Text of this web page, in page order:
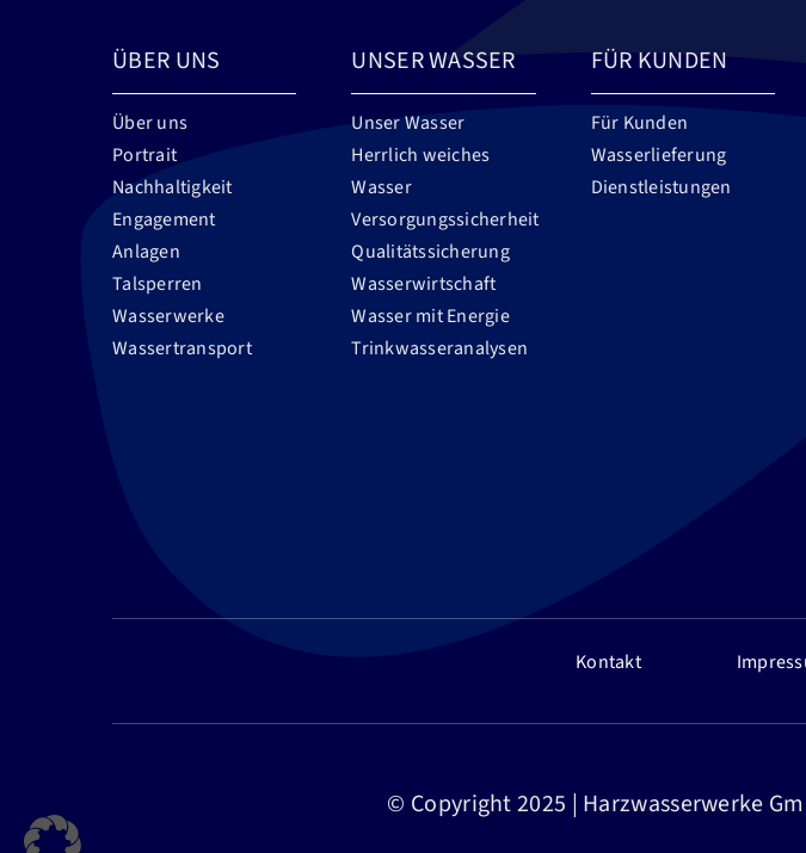
ÜBER UNS
Über uns
Portrait
Nachhaltigkeit
Engagement
Anlagen
Talsperren
Wasserwerke
Wassertransport
UNSER WASSER
Unser Wasser
Herrlich weiches
Wasser
Versorgungssicherheit
Qualitätssicherung
Wasserwirtschaft
Wasser mit Energie
Trinkwasseranalysen
FÜR KUNDEN
Für Kunden
Wasserlieferung
Dienstleistungen
Kontakt
© Copyright 2025 | Harzwasserwerke